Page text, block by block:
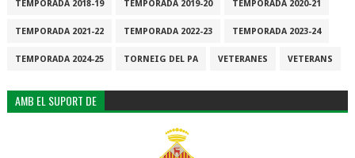
TEMPORADA 2018-19 TEMPORADA 2019-20 TEMPORADA 2020-21
TEMPORADA 2021-22 TEMPORADA 2022-23 TEMPORADA 2023-24
TEMPORADA 2024-25 TORNEIG DEL PA VETERANES VETERANS
AMB EL SUPORT DE